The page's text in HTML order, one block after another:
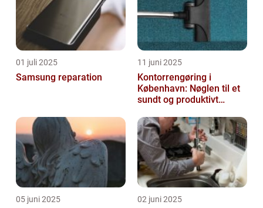
01 juli 2025
Samsung reparation
11 juni 2025
Kontorrengøring i
København: Nøglen til et
sundt og produktivt
05 juni 2025 02 juni 2025